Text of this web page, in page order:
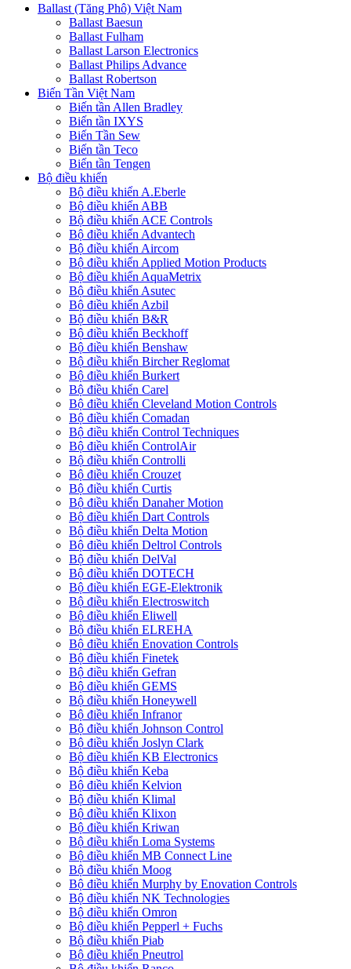
Ballast (Tăng Phô) Việt Nam
Ballast Baesun
Ballast Fulham
Ballast Larson Electronics
Ballast Philips Advance
Ballast Robertson
Biến Tần Việt Nam
Biến tần Allen Bradley
Biến tần IXYS
Biến Tần Sew
Biến tần Teco
Biến tần Tengen
Bộ điều khiển
Bộ điều khiển A.Eberle
Bộ điều khiển ABB
Bộ điều khiển ACE Controls
Bộ điều khiển Advantech
Bộ điều khiển Aircom
Bộ điều khiển Applied Motion Products
Bộ điều khiển AquaMetrix
Bộ điều khiển Asutec
Bộ điều khiển Azbil
Bộ điều khiển B&R
Bộ điều khiển Beckhoff
Bộ điều khiển Benshaw
Bộ điều khiển Bircher Reglomat
Bộ điều khiển Burkert
Bộ điều khiển Carel
Bộ điều khiển Cleveland Motion Controls
Bộ điều khiển Comadan
Bộ điều khiển Control Techniques
Bộ điều khiển ControlAir
Bộ điều khiển Controlli
Bộ điều khiển Crouzet
Bộ điều khiển Curtis
Bộ điều khiển Danaher Motion
Bộ điều khiển Dart Controls
Bộ điều khiển Delta Motion
Bộ điều khiển Deltrol Controls
Bộ điều khiển DelVal
Bộ điều khiển DOTECH
Bộ điều khiển EGE-Elektronik
Bộ điều khiển Electroswitch
Bộ điều khiển Eliwell
Bộ điều khiển ELREHA
Bộ điều khiển Enovation Controls
Bộ điều khiển Finetek
Bộ điều khiển Gefran
Bộ điều khiển GEMS
Bộ điều khiển Honeywell
Bộ điều khiển Infranor
Bộ điều khiển Johnson Control
Bộ điều khiển Joslyn Clark
Bộ điều khiển KB Electronics
Bộ điều khiển Keba
Bộ điều khiển Kelvion
Bộ điều khiển Klimal
Bộ điều khiển Klixon
Bộ điều khiển Kriwan
Bộ điều khiển Loma Systems
Bộ điều khiển MB Connect Line
Bộ điều khiển Moog
Bộ điều khiển Murphy by Enovation Controls
Bộ điều khiển NK Technologies
Bộ điều khiển Omron
Bộ điều khiển Pepperl + Fuchs
Bộ điều khiển Piab
Bộ điều khiển Pneutrol